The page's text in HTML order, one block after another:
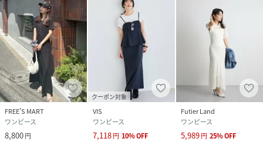
FREE'S MART
ワンピース
8,800円
クーポン対象
VIS
ワンピース
7,118円 10%OFF
Futier Land
ワンピース
5,989円 25%OFF